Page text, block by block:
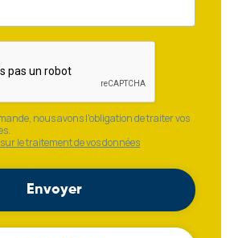
nous avons l'obligation de traiter vos
le traitement de vos données